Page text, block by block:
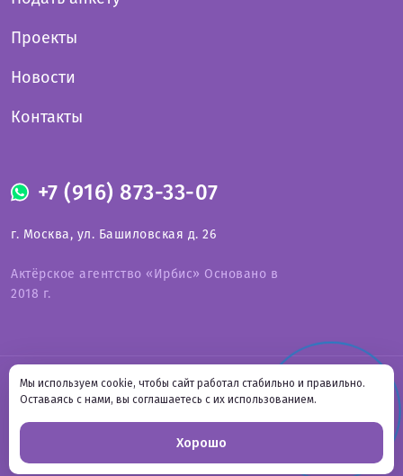
+7 (916) 873-33-07
г. Москва, ул. Башиловская д. 26
Актёрское агентство «Ирбис» Основано в
2018 г.
Проекты
Новости
Контакты
СВЯЗАТЬСЯ С НАМИ
Оферта на предоставление услуг
Политика конфиденциальности
Онлайн-
запись
Мы используем cookie, чтобы сайт работал стабильно и правильно.
Оставаясь с нами, вы соглашаетесь с их использованием.
Хорошо